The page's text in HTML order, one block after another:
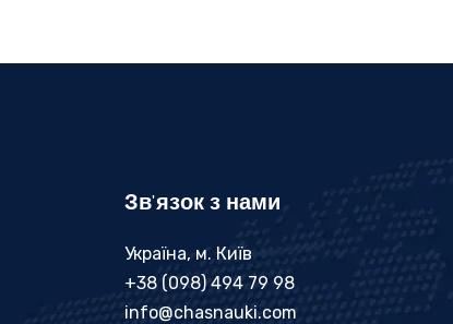
Зв'язок з нами
Україна, м. Київ
+38 (098) 494 79 98
info@chasnauki.com